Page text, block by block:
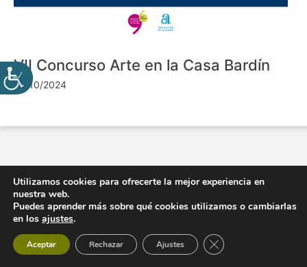
VII Concurso Arte en la Casa Bardín
24/10/2024
Utilizamos cookies para ofrecerte la mejor experiencia en
nuestra web.
Puedes aprender más sobre qué cookies utilizamos o cambiarlas
en los ajustes.
Aceptar Rechazar Ajustes Cerrar el banner de